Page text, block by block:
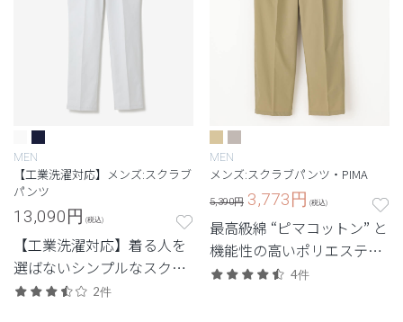
MEN
【工業洗濯対応】メンズ:スクラブ
パンツ
13,090円 (税込)
【工業洗濯対応】着る人を
選ばないシンプルなスクラ
ブパンツ
2件
MEN
メンズ:スクラブパンツ・PIMA
5,390円 3,773円 (税込)
最高級綿 “ピマコットン” と
機能性の高いポリエステル
を混成した新素材スクラブ
4件